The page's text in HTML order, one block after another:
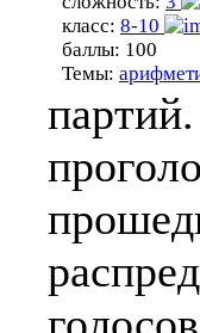
класс: 8-10
баллы: 100
Темы: